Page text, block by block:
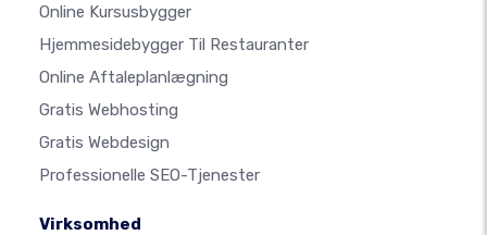
Online Kursusbygger
Hjemmesidebygger Til Restauranter
Online Aftaleplanlægning
Gratis Webhosting
Gratis Webdesign
Professionelle SEO-Tjenester
Virksomhed